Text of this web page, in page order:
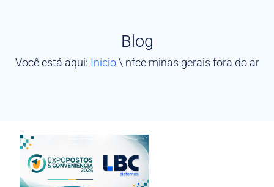
Blog
Você está aqui: Início\ nfce minas gerais fora do ar